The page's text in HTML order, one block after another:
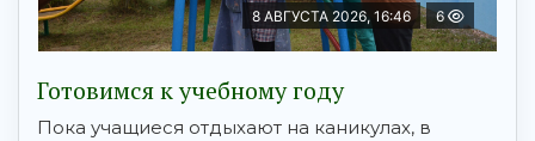
8 АВГУСТА 2026, 16:46 6
Готовимся к учебному году
Пока учащиеся отдыхают на каникулах, в